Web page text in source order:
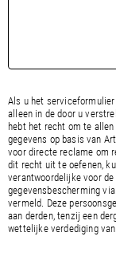
Als u het
alleen in de door u
hebt het recht om te
gegevens op basis van
voor directe reclame om
dit recht uit te oefenen,
verantwoordelijke voor
gegevensbescherming
vermeld. Deze
aan derden, tenzij een
wettelijke verdediging